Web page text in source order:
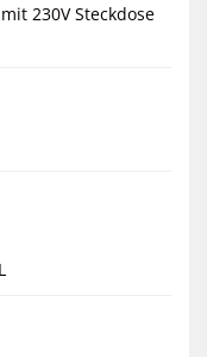
230V Steckdose